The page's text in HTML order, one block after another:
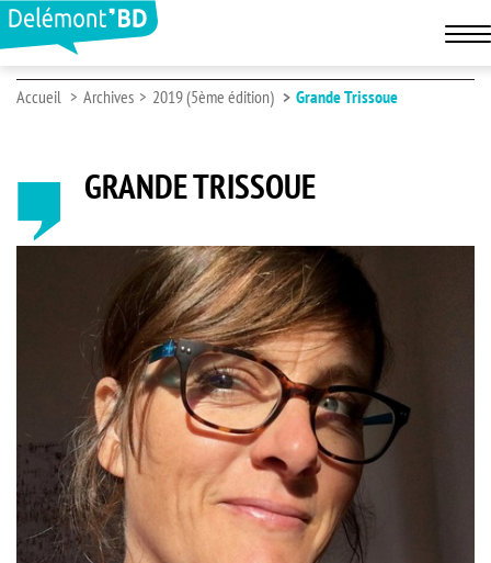
Accueil Archives 2019 (5ème édition) Grande Trissoue
GRANDE TRISSOUE